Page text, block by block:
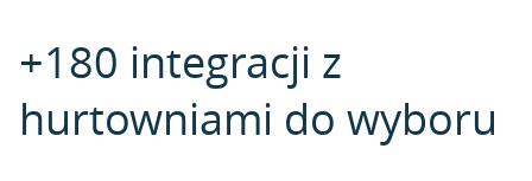
+180 integracji z
hurtowniami do wyboru